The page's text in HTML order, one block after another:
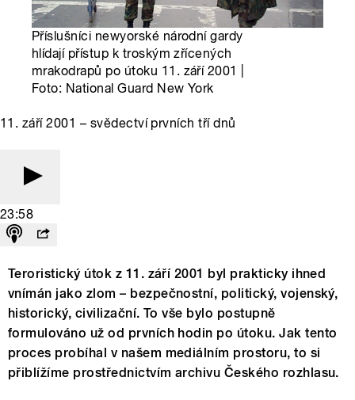
Příslušníci newyorské národní gardy
hlídají přístup k troským zřícených
mrakodrapů po útoku 11. září 2001 |
Foto: National Guard New York
11. září 2001 – svědectví prvních tří dnů
23:58
Teroristický útok z 11. září 2001 byl prakticky ihned
vnímán jako zlom – bezpečnostní, politický, vojenský,
historický, civilizační. To vše bylo postupně
formulováno už od prvních hodin po útoku. Jak tento
proces probíhal v našem mediálním prostoru, to si
přiblížíme prostřednictvím archivu Českého rozhlasu.